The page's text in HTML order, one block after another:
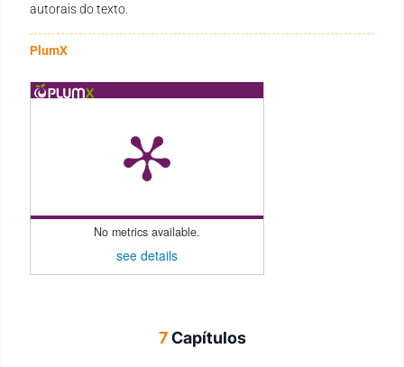
autorais do texto.
PlumX
No metrics available.
see details
7Capítulos